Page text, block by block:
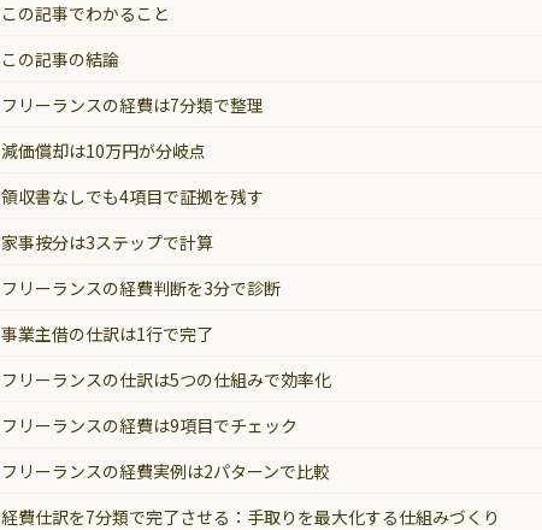
この記事でわかること
この記事の結論
フリーランスの経費は7分類で整理
減価償却は10万円が分岐点
領収書なしでも4項目で証拠を残す
家事按分は3ステップで計算
フリーランスの経費判断を3分で診断
事業主借の仕訳は1行で完了
フリーランスの仕訳は5つの仕組みで効率化
フリーランスの経費は9項目でチェック
フリーランスの経費実例は2パターンで比較
経費仕訳を7分類で完了させる：手取りを最大化する仕組みづくり